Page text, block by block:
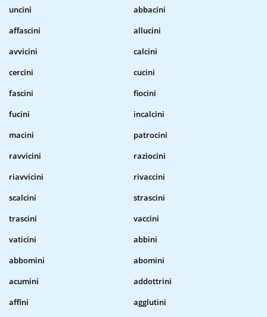
uncini
abbacini
affascini
allucini
avvicini
calcini
cercini
cucini
fascini
fiocini
fucini
incalcini
macini
patrocini
ravvicini
raziocini
riavvicini
rivaccini
scalcini
strascini
trascini
vaccini
vaticini
abbini
abbomini
abomini
acumini
addottrini
affini
agglutini